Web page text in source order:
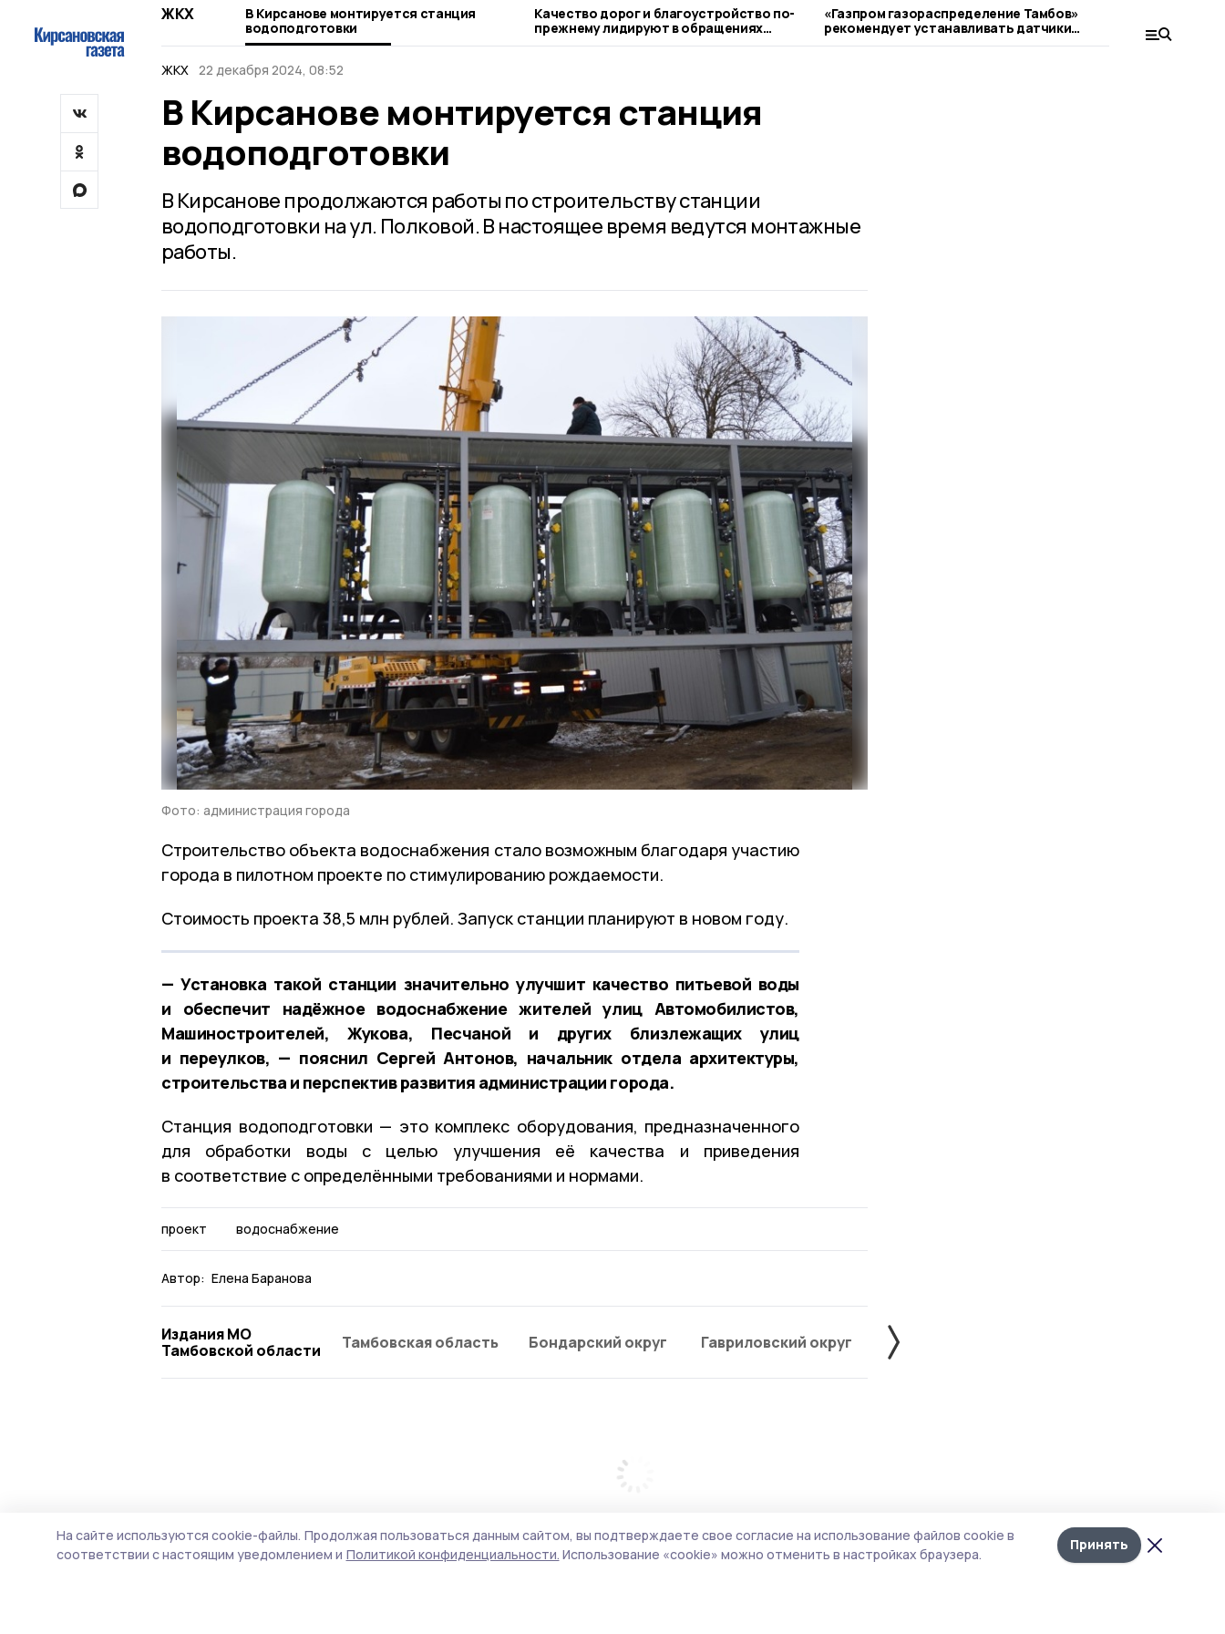
Лента
новостей
ЖКХ
В Кирсанове монтируется станция
водоподготовки
Качество дорог и благоустройство по-
прежнему лидируют в обращениях
тамбовчан в органы власти
«Газпром газораспределение Тамбов»
рекомендует устанавливать датчики
загазованности
Жердевке
ЖКХ 22 декабря 2024, 08:52
В Кирсанове монтируется станция
водоподготовки
В Кирсанове продолжаются работы по строительству станции
водоподготовки на ул. Полковой. В настоящее время ведутся монтажные
работы.
Фото: администрация города
Строительство объекта водоснабжения стало возможным благодаря участию
города в пилотном проекте по стимулированию рождаемости.
Стоимость проекта 38,5 млн рублей. Запуск станции планируют в новом году.
— Установка такой станции значительно улучшит качество питьевой воды
и обеспечит надёжное водоснабжение жителей улиц Автомобилистов,
Машиностроителей, Жукова, Песчаной и других близлежащих улиц
и переулков, — пояснил Сергей Антонов, начальник отдела архитектуры,
строительства и перспектив развития администрации города.
Станция водоподготовки — это комплекс оборудования, предназначенного
для обработки воды с целью улучшения её качества и приведения
в соответствие с определёнными требованиями и нормами.
проект водоснабжение
Автор: Елена Баранова
Издания МО
Тамбовской области
Тамбовская область Бондарский округ Гавриловский округ Жердевский округ
На сайте используются cookie-файлы. Продолжая пользоваться данным сайтом, вы подтверждаете свое согласие на использование файлов cookie в
соответствии с настоящим уведомлением и Политикой конфиденциальности. Использование «cookie» можно отменить в настройках браузера.
Принять